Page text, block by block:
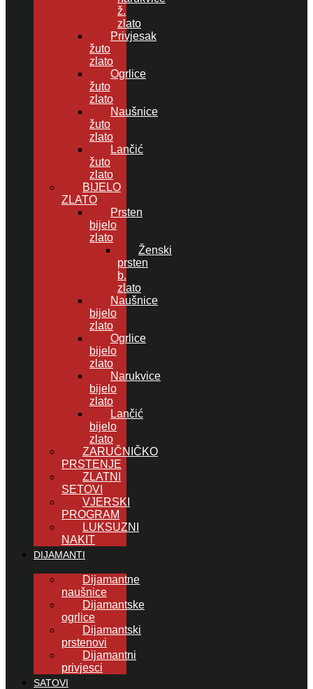
ž.
zlato
Privjesak
žuto
zlato
Ogrlice
žuto
zlato
Naušnice
žuto
zlato
Lančić
žuto
zlato
BIJELO
ZLATO
Prsten
bijelo
zlato
Ženski
prsten
b.
zlato
Naušnice
bijelo
zlato
Ogrlice
bijelo
zlato
Narukvice
bijelo
zlato
Lančić
bijelo
zlato
ZARUČNIČKO
PRSTENJE
ZLATNI
SETOVI
VJERSKI
PROGRAM
LUKSUZNI
NAKIT
DIJAMANTI
Dijamantne
naušnice
Dijamantske
ogrlice
Dijamantski
prstenovi
Dijamantni
privjesci
SATOVI